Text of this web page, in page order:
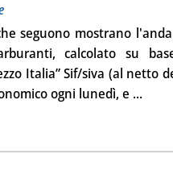
seguono mostrano
calcolato su
Italia” Sif/siva (al netto
ogni lunedì, e ...